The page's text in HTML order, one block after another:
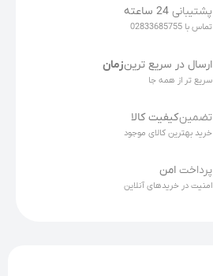
پشتیبانی 24 ساعته
تماس با 02833685755
ارسال در سریع ترینزمان
سریع تر از همه جا
تضمینکیفیت کالا
خرید بهترین کالای موجود
پرداخت امن
امنیت در خریدهای آنلاین